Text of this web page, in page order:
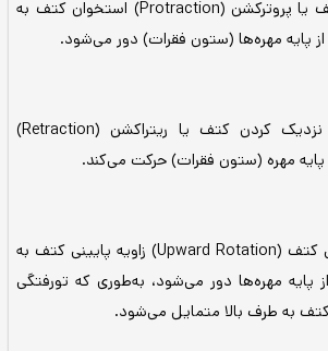
با انجام حرکت بالا بردن کتف یا بالا انداختن شانه (Elevation) استخوان
داده می‌شود.
با انجام حرکت پایین آوردن کتف (Depression) استخوان کتف از حالت